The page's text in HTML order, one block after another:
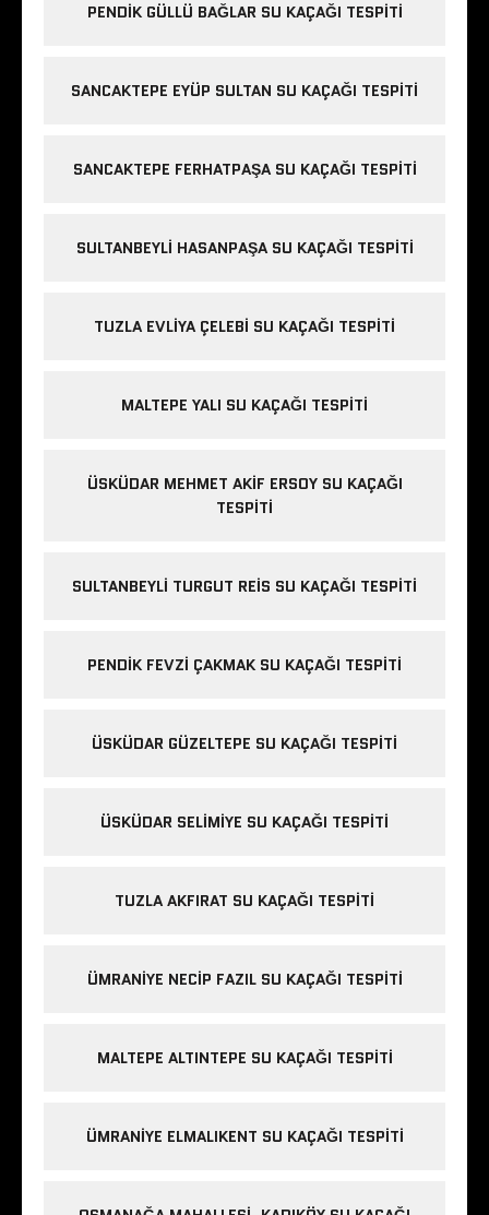
PENDIK GÜLLÜ BAĞLAR SU KAÇAĞI TESPITI
SANCAKTEPE EYÜP SULTAN SU KAÇAĞI TESPITI
SANCAKTEPE FERHATPAŞA SU KAÇAĞI TESPITI
SULTANBEYLI HASANPAŞA SU KAÇAĞI TESPITI
TUZLA EVLIYA ÇELEBI SU KAÇAĞI TESPITI
MALTEPE YALI SU KAÇAĞI TESPITI
ÜSKÜDAR MEHMET AKIF ERSOY SU KAÇAĞI
TESPITI
SULTANBEYLI TURGUT REIS SU KAÇAĞI TESPITI
PENDIK FEVZI ÇAKMAK SU KAÇAĞI TESPITI
ÜSKÜDAR GÜZELTEPE SU KAÇAĞI TESPITI
ÜSKÜDAR SELIMIYE SU KAÇAĞI TESPITI
TUZLA AKFIRAT SU KAÇAĞI TESPITI
ÜMRANIYE NECIP FAZIL SU KAÇAĞI TESPITI
MALTEPE ALTINTEPE SU KAÇAĞI TESPITI
ÜMRANIYE ELMALIKENT SU KAÇAĞI TESPITI